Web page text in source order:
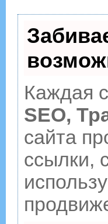
Каждая
SEO,
сайта
ссылки,